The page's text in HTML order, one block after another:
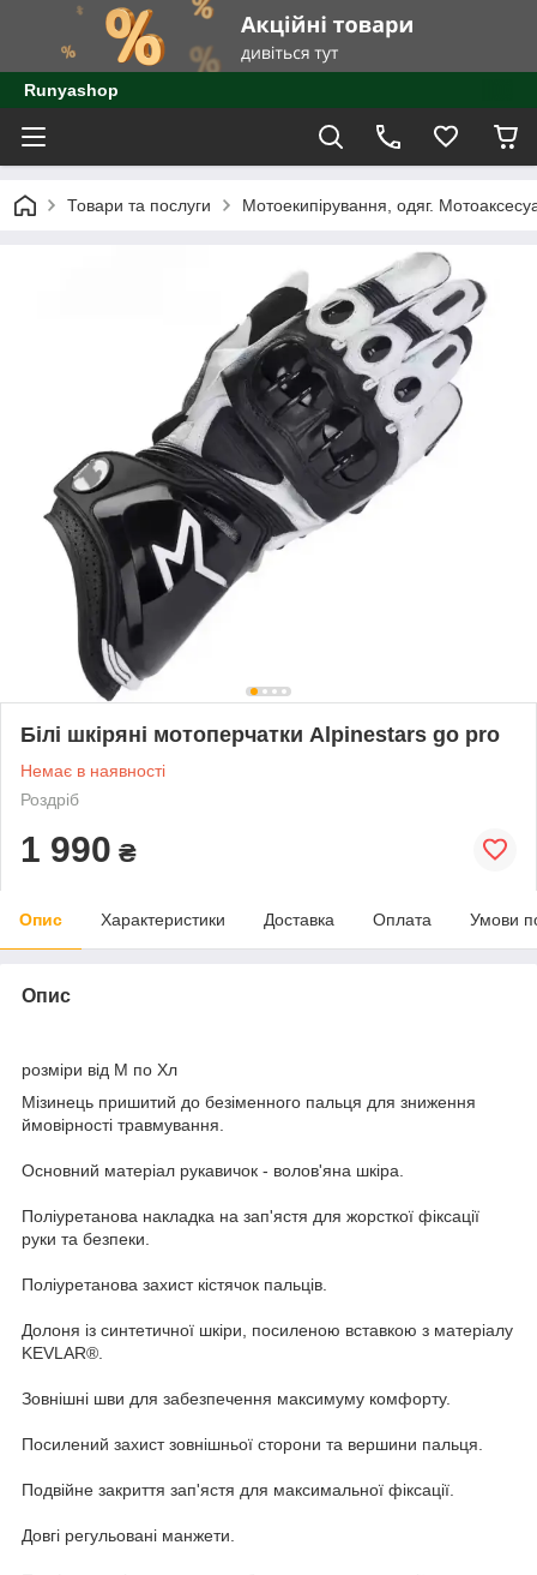
Runyashop
Товари та послуги Мотоекипірування, одяг.
Білі шкіряні мотоперчатки Alpinestars go pro
Немає в наявності
Роздріб
1 990 ₴
Опис Характеристики Доставка Оплата Умови
Опис
розміри від М по Хл
Мізинець пришитий до безіменного пальця для зниження
ймовірності травмування.
Основний матеріал рукавичок - волов'яна шкіра.
Поліуретанова накладка на зап'ястя для жорсткої фіксації
руки та безпеки.
Поліуретанова захист кістячок пальців.
Долоня із синтетичної шкіри, посиленою вставкою з матеріалу
KEVLAR®.
Зовнішні шви для забезпечення максимуму комфорту.
Посилений захист зовнішньої сторони та вершини пальця.
Подвійне закриття зап'ястя для максимальної фіксації.
Довгі регульовані манжети.